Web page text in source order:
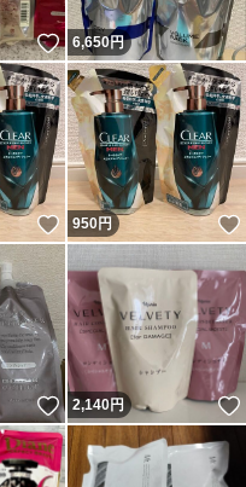
いいね！
6,650円
いいね！
950円
いいね！
2,140円